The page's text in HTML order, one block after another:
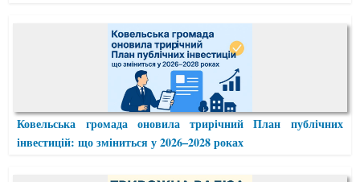
Ковельська громада оновила трирічний План публічних
інвестицій: що зміниться у 2026–2028 роках